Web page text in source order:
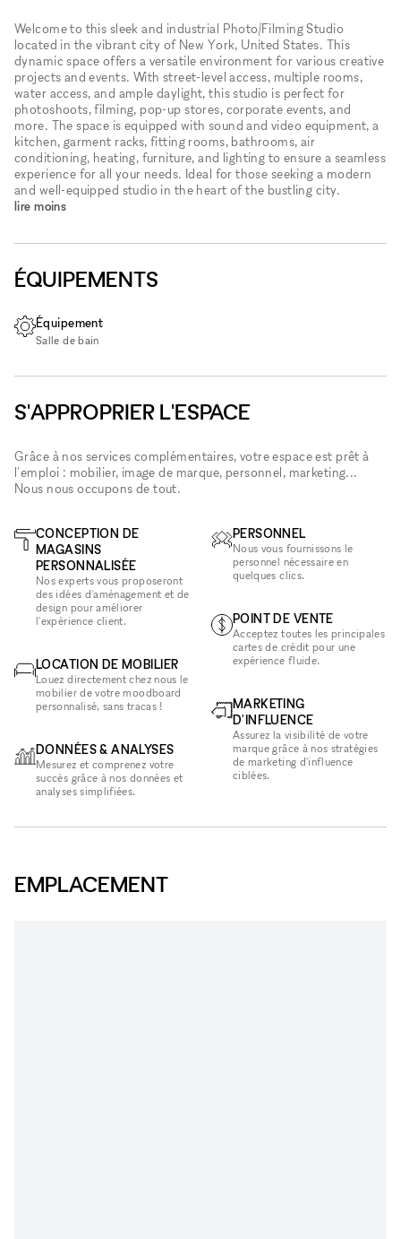
Welcome to this sleek and industrial Photo/Filming Studio
located in the vibrant city of New York, United States. This
dynamic space offers a versatile environment for various creative
projects and events. With street-level access, multiple rooms,
water access, and ample daylight, this studio is perfect for
photoshoots, filming, pop-up stores, corporate events, and
more. The space is equipped with sound and video equipment, a
kitchen, garment racks, fitting rooms, bathrooms, air
conditioning, heating, furniture, and lighting to ensure a seamless
experience for all your needs. Ideal for those seeking a modern
and well-equipped studio in the heart of the bustling city.
lire moins
ÉQUIPEMENTS
Équipement
Salle de bain
S'APPROPRIER L'ESPACE
Grâce à nos services complémentaires, votre espace est prêt à
l'emploi : mobilier, image de marque, personnel, marketing...
Nous nous occupons de tout.
CONCEPTION DE
MAGASINS
PERSONNALISÉE
Nos experts vous proposeront
des idées d'aménagement et de
design pour améliorer
l'expérience client.
LOCATION DE MOBILIER
Louez directement chez nous le
mobilier de votre moodboard
personnalisé, sans tracas !
DONNÉES & ANALYSES
Mesurez et comprenez votre
succès grâce à nos données et
analyses simplifiées.
PERSONNEL
Nous vous fournissons le
personnel nécessaire en
quelques clics.
POINT DE VENTE
Acceptez toutes les principales
cartes de crédit pour une
expérience fluide.
MARKETING
D'INFLUENCE
Assurez la visibilité de votre
marque grâce à nos stratégies
de marketing d'influence
ciblées.
EMPLACEMENT